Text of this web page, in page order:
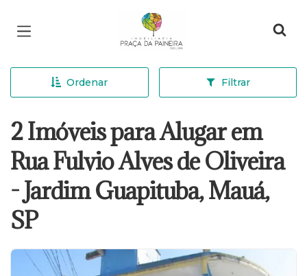
Página inicial
Ordenar Filtrar
2 Imóveis para Alugar em
Rua Fulvio Alves de Oliveira
- Jardim Guapituba, Mauá,
SP